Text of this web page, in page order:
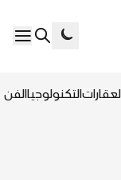
التكنولوجياالفن